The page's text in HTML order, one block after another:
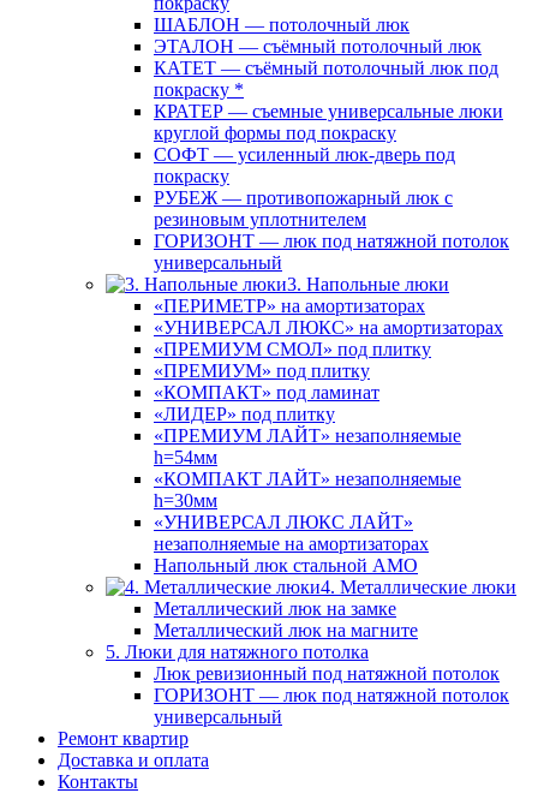
ШАБЛОН — потолочный люк
ЭТАЛОН — съёмный потолочный люк
КАТЕТ — съёмный потолочный люк под
покраску *
КРАТЕР — съемные универсальные люки
круглой формы под покраску
СОФТ — усиленный люк-дверь под
покраску
РУБЕЖ — противопожарный люк с
резиновым уплотнителем
ГОРИЗОНТ — люк под натяжной потолок
универсальный
3. Напольные люки
«ПЕРИМЕТР» на амортизаторах
«УНИВЕРСАЛ ЛЮКС» на амортизаторах
«ПРЕМИУМ СМОЛ» под плитку
«ПРЕМИУМ» под плитку
«КОМПАКТ» под ламинат
«ЛИДЕР» под плитку
«ПРЕМИУМ ЛАЙТ» незаполняемые
h=54мм
«КОМПАКТ ЛАЙТ» незаполняемые
h=30мм
«УНИВЕРСАЛ ЛЮКС ЛАЙТ»
незаполняемые на амортизаторах
Напольный люк стальной АМО
4. Металлические люки
Металлический люк на замке
Металлический люк на магните
5. Люки для натяжного потолка
Люк ревизионный под натяжной потолок
ГОРИЗОНТ — люк под натяжной потолок
универсальный
Ремонт квартир
Доставка и оплата
Контакты